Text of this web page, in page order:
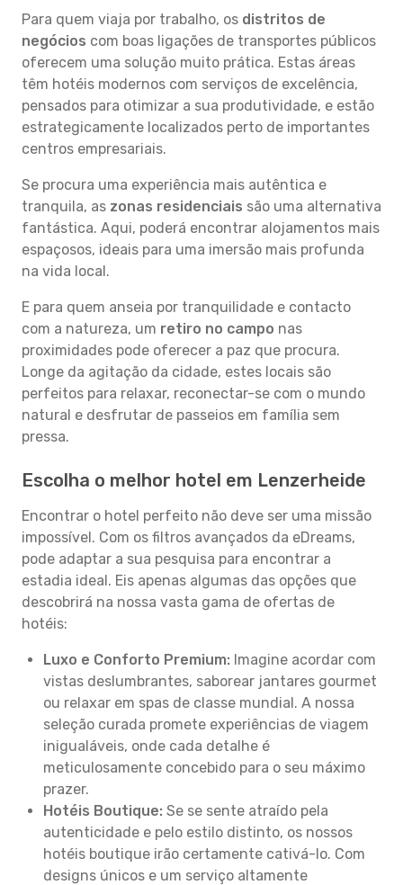
Para quem viaja por trabalho, os distritos de
negócios com boas ligações de transportes públicos
oferecem uma solução muito prática. Estas áreas
têm hotéis modernos com serviços de excelência,
pensados para otimizar a sua produtividade, e estão
estrategicamente localizados perto de importantes
centros empresariais.
Se procura uma experiência mais autêntica e
tranquila, as zonas residenciais são uma alternativa
fantástica. Aqui, poderá encontrar alojamentos mais
espaçosos, ideais para uma imersão mais profunda
na vida local.
E para quem anseia por tranquilidade e contacto
com a natureza, um retiro no campo nas
proximidades pode oferecer a paz que procura.
Longe da agitação da cidade, estes locais são
perfeitos para relaxar, reconectar-se com o mundo
natural e desfrutar de passeios em família sem
pressa.
Escolha o melhor hotel em Lenzerheide
Encontrar o hotel perfeito não deve ser uma missão
impossível. Com os filtros avançados da eDreams,
pode adaptar a sua pesquisa para encontrar a
estadia ideal. Eis apenas algumas das opções que
descobrirá na nossa vasta gama de ofertas de
hotéis:
Luxo e Conforto Premium: Imagine acordar com
vistas deslumbrantes, saborear jantares gourmet
ou relaxar em spas de classe mundial. A nossa
seleção curada promete experiências de viagem
inigualáveis, onde cada detalhe é
meticulosamente concebido para o seu máximo
prazer.
Hotéis Boutique: Se se sente atraído pela
autenticidade e pelo estilo distinto, os nossos
hotéis boutique irão certamente cativá-lo. Com
designs únicos e um serviço altamente